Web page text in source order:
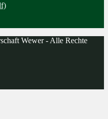
Wewer - Alle Rechte